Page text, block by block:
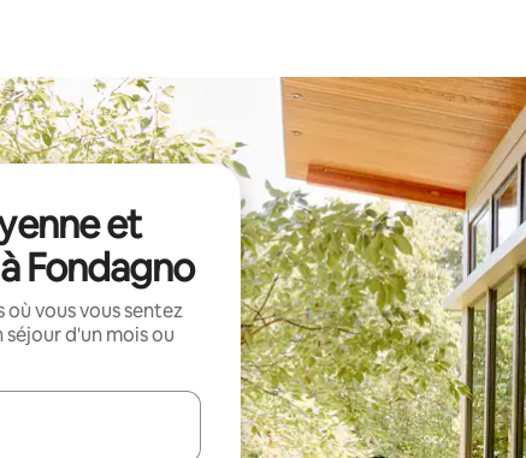
et
Fondagno
vous vous sentez
d'un mois ou
utilisez les flèches vers le haut et vers le bas pour les